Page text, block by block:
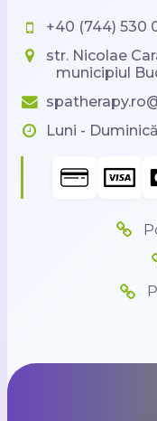
+40 (744) 530
str. Nicolae
municipiul
Luni -